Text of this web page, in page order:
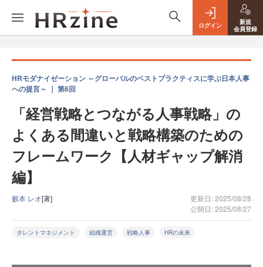
ログイン
新規
会員登録
HRモダナイゼーション ～グローバルのベストプラクティスに学ぶ日本人事
への提言～ ｜ 第6回
「経営戦略とつながる人事戦略」の
よくある間違いと戦略構築のための
フレームワーク【人材ギャップ解消
編】
籔本 レオ[著]
更新日: 2025/08/28
公開日: 2025/08/27
タレントマネジメント 組織運営 戦略人事 HRの未来